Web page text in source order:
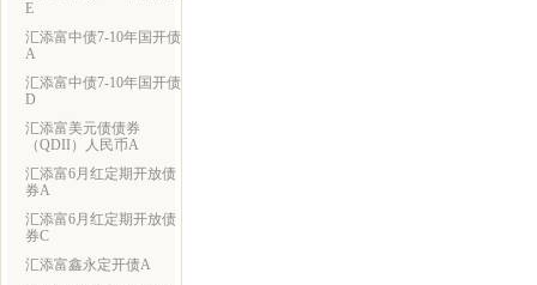
E
汇添富中债7-10年国开债
A
汇添富中债7-10年国开债
D
汇添富美元债债券
（QDII）人民币A
汇添富6月红定期开放债
券A
汇添富6月红定期开放债
券C
汇添富鑫永定开债A